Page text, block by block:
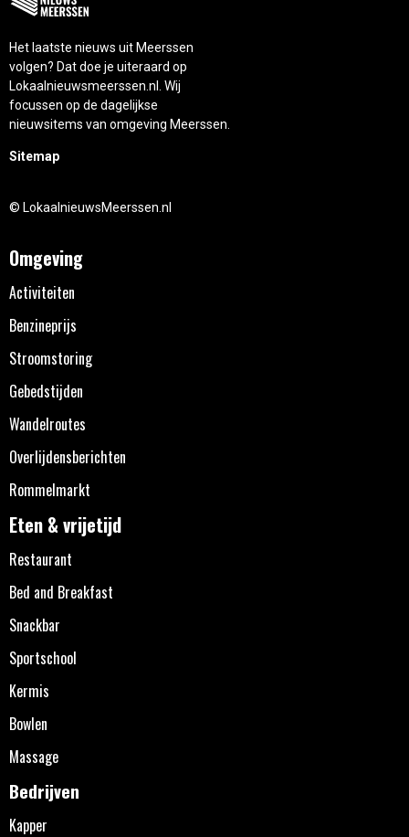
Het laatste nieuws uit Meerssen
volgen? Dat doe je uiteraard op
Lokaalnieuwsmeerssen.nl. Wij
focussen op de dagelijkse
nieuwsitems van omgeving Meerssen.
Sitemap
© LokaalnieuwsMeerssen.nl
Omgeving
Activiteiten
Benzineprijs
Stroomstoring
Gebedstijden
Wandelroutes
Overlijdensberichten
Rommelmarkt
Eten & vrijetijd
Restaurant
Bed and Breakfast
Snackbar
Sportschool
Kermis
Bowlen
Massage
Bedrijven
Kapper